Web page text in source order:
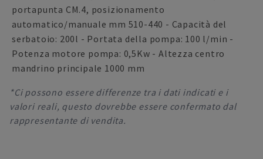
portapunta CM.4, posizionamento
automatico/manuale mm 510-440 - Capacità del
serbatoio: 200l - Portata della pompa: 100 l/min -
Potenza motore pompa: 0,5Kw - Altezza centro
mandrino principale 1000 mm
*Ci possono essere differenze tra i dati indicati e i
valori reali, questo dovrebbe essere confermato dal
rappresentante di vendita.